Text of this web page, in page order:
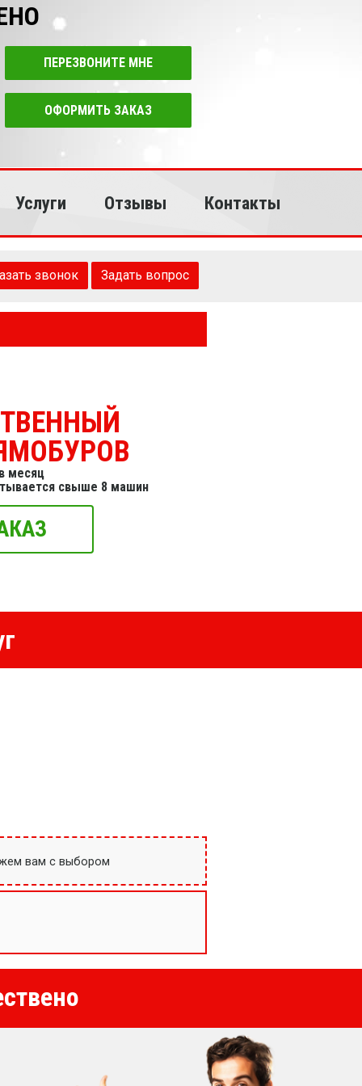
ПЕРЕЗВОНИТЕ МНЕ
ОФОРМИТЬ ЗАКАЗ
Услуги Отзывы Контакты
звонок Задать вопрос
месяц
свыше 8 машин
вам с выбором